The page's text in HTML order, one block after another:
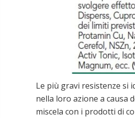
Le più gravi resistenze si
nella loro azione a causa
miscela con i prodotti di